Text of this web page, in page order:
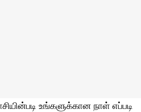
உங்களுக்கான நாள் எப்படி